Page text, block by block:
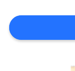
CONTROLLO